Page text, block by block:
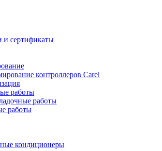
и сертификаты
контроллеров Carel
работы
работы
работы
кондиционеры